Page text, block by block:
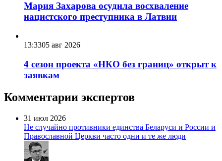
Мария Захарова осудила восхваление
нацистского преступника в Латвии
13:3305 авг 2026
4 сезон проекта «НКО без границ» открыт к
заявкам
Комментарии экспертов
31 июл 2026
Не случайно противники единства Беларуси и России и
Православной Церкви часто одни и те же люди